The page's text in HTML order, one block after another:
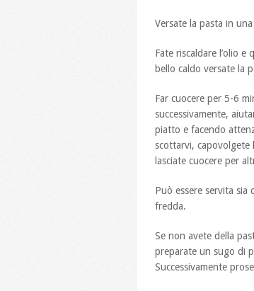
Versate la pasta in
Fate riscaldare l’olio e
bello caldo versate la
Far cuocere per 5-6
successivamente,
piatto e facendo
scottarvi, capovolgete
lasciate cuocere per
Può essere servita sia
fredda.
Se non avete della
preparate un sugo di
Successivamente